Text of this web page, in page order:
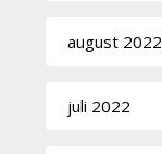
august 2022
juli 2022